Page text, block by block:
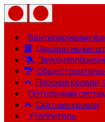
Вентилируемые
Декоративные
Плоские кровли,
Потолочная
Скатные кровли
Утеплитель